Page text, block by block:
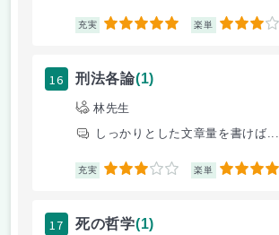
充実 5 楽単 3
16 刑法各論(1)
林先生
しっかりとした文章量を書けば...
充実 3 楽単 4
17 死の哲学(1)